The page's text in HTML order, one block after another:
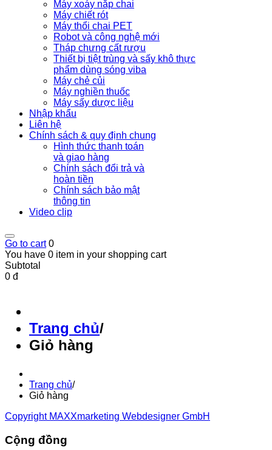
Máy xoáy nắp chai
Máy chiết rót
Máy thổi chai PET
Robot và công nghệ mới
Tháp chưng cất rượu
Thiết bị tiệt trùng và sấy khô thực
phẩm dùng sóng viba
Máy chẻ củi
Máy nghiền thuốc
Máy sấy dược liệu
Nhập khẩu
Liên hệ
Chính sách & quy định chung
Hình thức thanh toán
và giao hàng
Chính sách đổi trả và
hoàn tiền
Chính sách bảo mật
thông tin
Video clip
Go to cart 0
You have 0 item in your shopping cart
Subtotal
0 đ
Trang chủ/
Giỏ hàng
Trang chủ/
Giỏ hàng
Copyright MAXXmarketing Webdesigner GmbH
Cộng đồng